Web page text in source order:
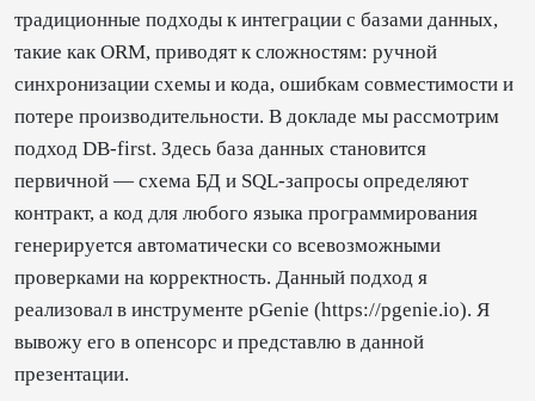
традиционные подходы к интеграции с базами данных,
такие как ORM, приводят к сложностям: ручной
синхронизации схемы и кода, ошибкам совместимости и
потере производительности. В докладе мы рассмотрим
подход DB-first. Здесь база данных становится
первичной — схема БД и SQL-запросы определяют
контракт, а код для любого языка программирования
генерируется автоматически со всевозможными
проверками на корректность. Данный подход я
реализовал в инструменте pGenie (https://pgenie.io). Я
вывожу его в опенсорс и представлю в данной
презентации.